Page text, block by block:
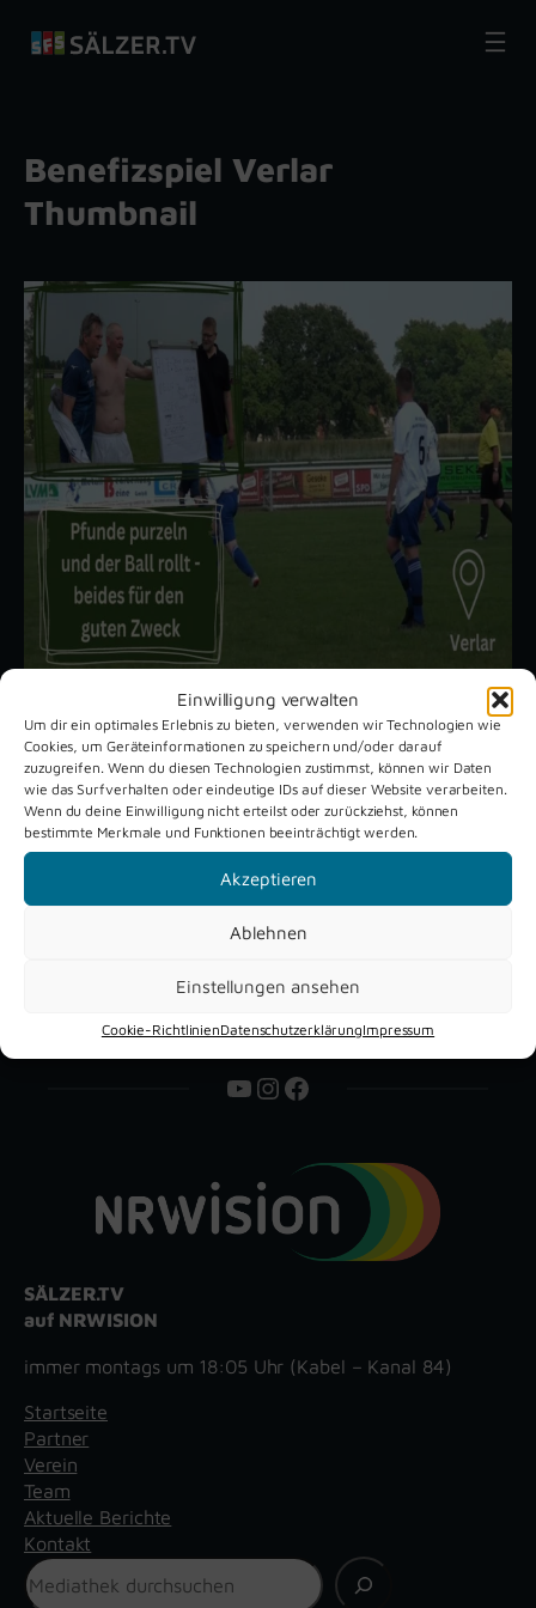
Einwilligung verwalten
Um dir ein optimales Erlebnis zu bieten, verwenden wir Technologien wie
Cookies, um Geräteinformationen zu speichern und/oder darauf
zuzugreifen. Wenn du diesen Technologien zustimmst, können wir Daten
wie das Surfverhalten oder eindeutige IDs auf dieser Website verarbeiten.
Wenn du deine Einwilligung nicht erteilst oder zurückziehst, können
bestimmte Merkmale und Funktionen beeinträchtigt werden.
Akzeptieren
Ablehnen
Einstellungen ansehen
Cookie-RichtlinienDatenschutzerklärungImpressum
Benefizspiel Verlar
Thumbnail
Unsere aktuellen Reportagen
Schützenfest
Verne 2026
Dreckburg
YouTube
Instagram
Facebook
SÄLZER.TV
auf NRWISION
immer montags um 18:05 Uhr (Kabel – Kanal 84)
Startseite
Partner
Verein
Team
Aktuelle Berichte
Kontakt
Suchen